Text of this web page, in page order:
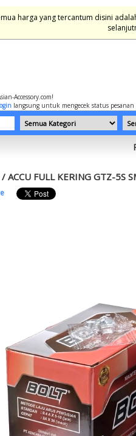
harga yang tercantum disini
Accessory.com!
langsung untuk mengecek status pesanan
ACCU FULL KERING GTZ-5S